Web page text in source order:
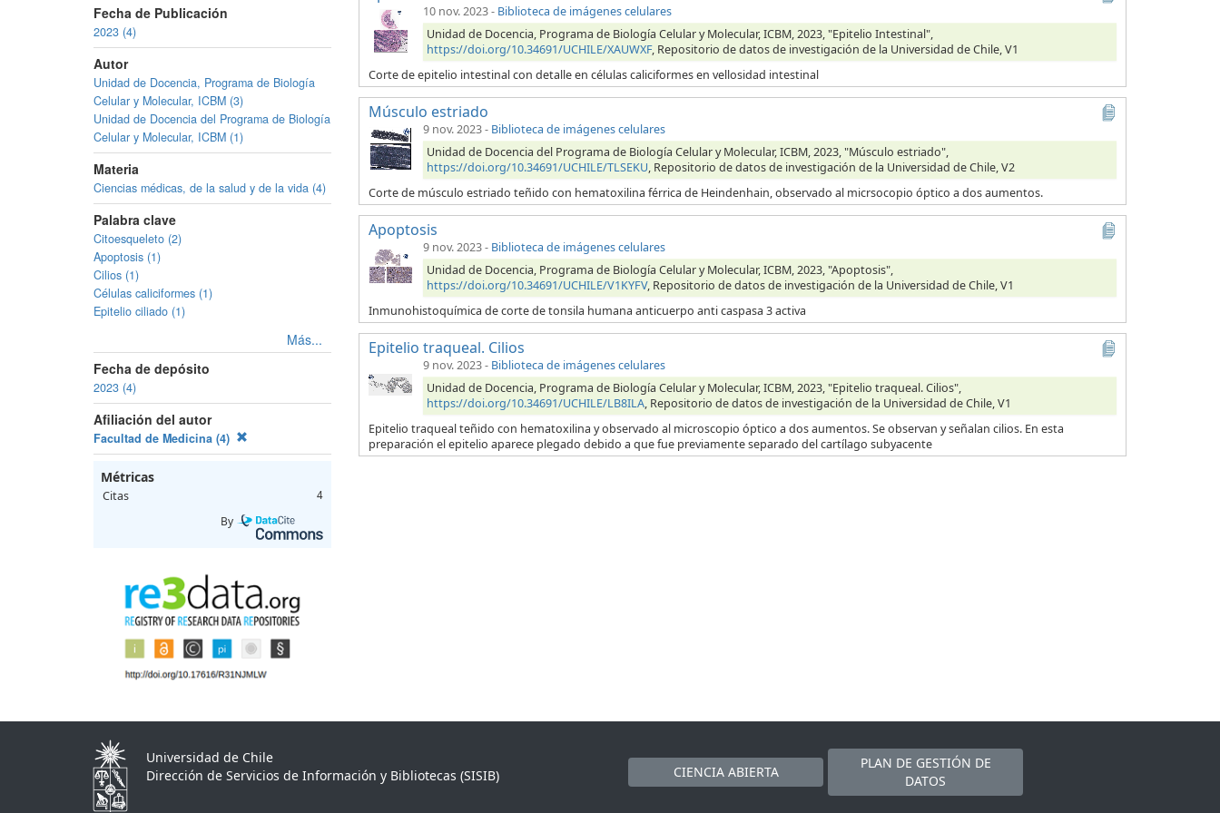
Fecha de Publicación
2023 (4)
Autor
Unidad de Docencia, Programa de Biología
Celular y Molecular, ICBM (3)
Unidad de Docencia del Programa de Biología
Celular y Molecular, ICBM (1)
Materia
Ciencias médicas, de la salud y de la vida (4)
Palabra clave
Citoesqueleto (2)
Apoptosis (1)
Cilios (1)
Células caliciformes (1)
Epitelio ciliado (1)
Más...
Fecha de depósito
2023 (4)
Afiliación del autor
Facultad de Medicina (4)
Métricas
Citas 4
By
10 nov. 2023- Biblioteca de imágenes celulares
Unidad de Docencia, Programa de Biología Celular y Molecular, ICBM, 2023, "Epitelio Intestinal",
https://doi.org/10.34691/UCHILE/XAUWXF, Repositorio de datos de investigación de la Universidad de Chile, V1
Corte de epitelio intestinal con detalle en células caliciformes en vellosidad intestinal
Músculo estriado
9 nov. 2023- Biblioteca de imágenes celulares
Unidad de Docencia del Programa de Biología Celular y Molecular, ICBM, 2023, "Músculo estriado",
https://doi.org/10.34691/UCHILE/TLSEKU, Repositorio de datos de investigación de la Universidad de Chile, V2
Corte de músculo estriado teñido con hematoxilina férrica de Heindenhain, observado al micrsocopio óptico a dos aumentos.
Apoptosis
9 nov. 2023- Biblioteca de imágenes celulares
Unidad de Docencia, Programa de Biología Celular y Molecular, ICBM, 2023, "Apoptosis",
https://doi.org/10.34691/UCHILE/V1KYFV, Repositorio de datos de investigación de la Universidad de Chile, V1
Inmunohistoquímica de corte de tonsila humana anticuerpo anti caspasa 3 activa
Epitelio traqueal. Cilios
9 nov. 2023- Biblioteca de imágenes celulares
Unidad de Docencia, Programa de Biología Celular y Molecular, ICBM, 2023, "Epitelio traqueal. Cilios",
https://doi.org/10.34691/UCHILE/LB8ILA, Repositorio de datos de investigación de la Universidad de Chile, V1
Epitelio traqueal teñido con hematoxilina y observado al microscopio óptico a dos aumentos. Se observan y señalan cilios. En esta
preparación el epitelio aparece plegado debido a que fue previamente separado del cartílago subyacente
Universidad de Chile
Dirección de Servicios de Información y Bibliotecas (SISIB)
CIENCIA ABIERTA
PLAN DE GESTIÓN DE
DATOS